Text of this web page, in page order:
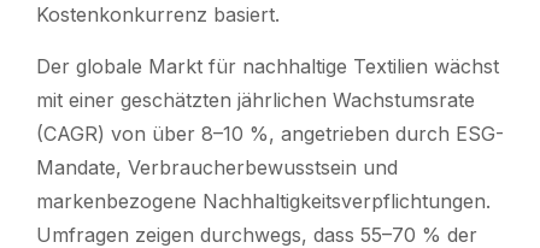
Kostenkonkurrenz basiert.
Der globale Markt für nachhaltige Textilien wächst
mit einer geschätzten jährlichen Wachstumsrate
(CAGR) von über 8–10 %, angetrieben durch ESG-
Mandate, Verbraucherbewusstsein und
markenbezogene Nachhaltigkeitsverpflichtungen.
Umfragen zeigen durchwegs, dass 55–70 % der